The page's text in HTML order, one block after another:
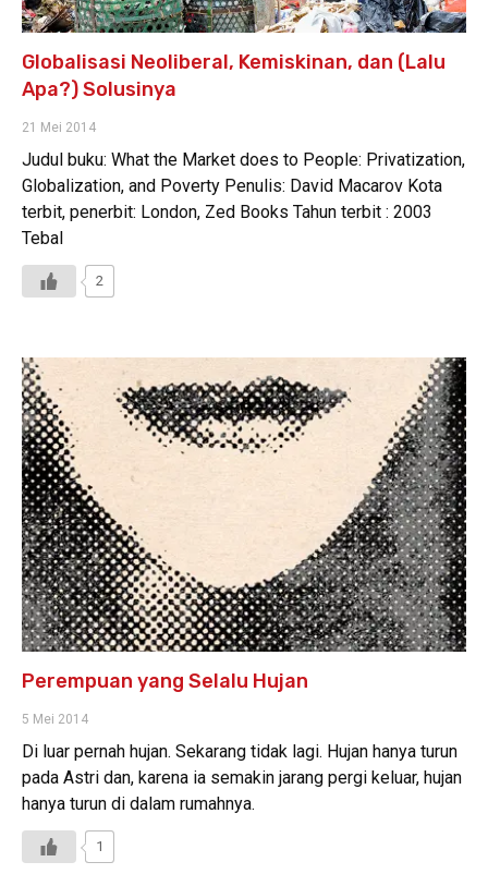
Globalisasi Neoliberal, Kemiskinan, dan (Lalu
Apa?) Solusinya
21 Mei 2014
Judul buku: What the Market does to People: Privatization,
Globalization, and Poverty Penulis: David Macarov Kota
terbit, penerbit: London, Zed Books Tahun terbit : 2003
Tebal
2
Perempuan yang Selalu Hujan
5 Mei 2014
Di luar pernah hujan. Sekarang tidak lagi. Hujan hanya turun
pada Astri dan, karena ia semakin jarang pergi keluar, hujan
hanya turun di dalam rumahnya.
1